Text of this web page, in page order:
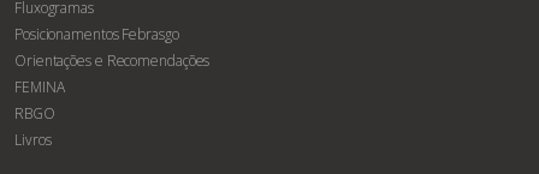
Fluxogramas
Posicionamentos Febrasgo
Orientações e Recomendações
FEMINA
RBGO
Livros